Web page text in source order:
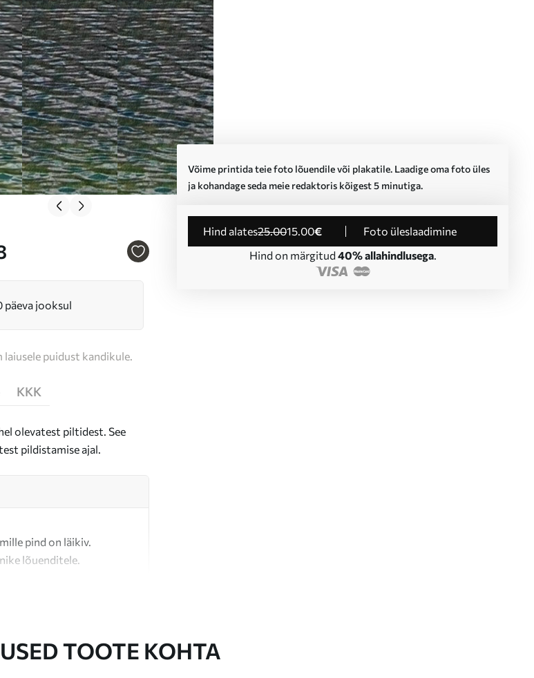
Võime printida teie foto lõuendile või plakatile. Laadige oma foto üles
ja kohandage seda meie redaktoris kõigest 5 minutiga.
Hind alates25.0015.00€
Foto üleslaadimine
Hind on märgitud 40% allahindlusega.
päeva jooksul
puidust kandikule.
KKK
olevatest piltidest. See
pildistamise ajal.
pind on läikiv.
lõuenditele.
TOOTE KOHTA